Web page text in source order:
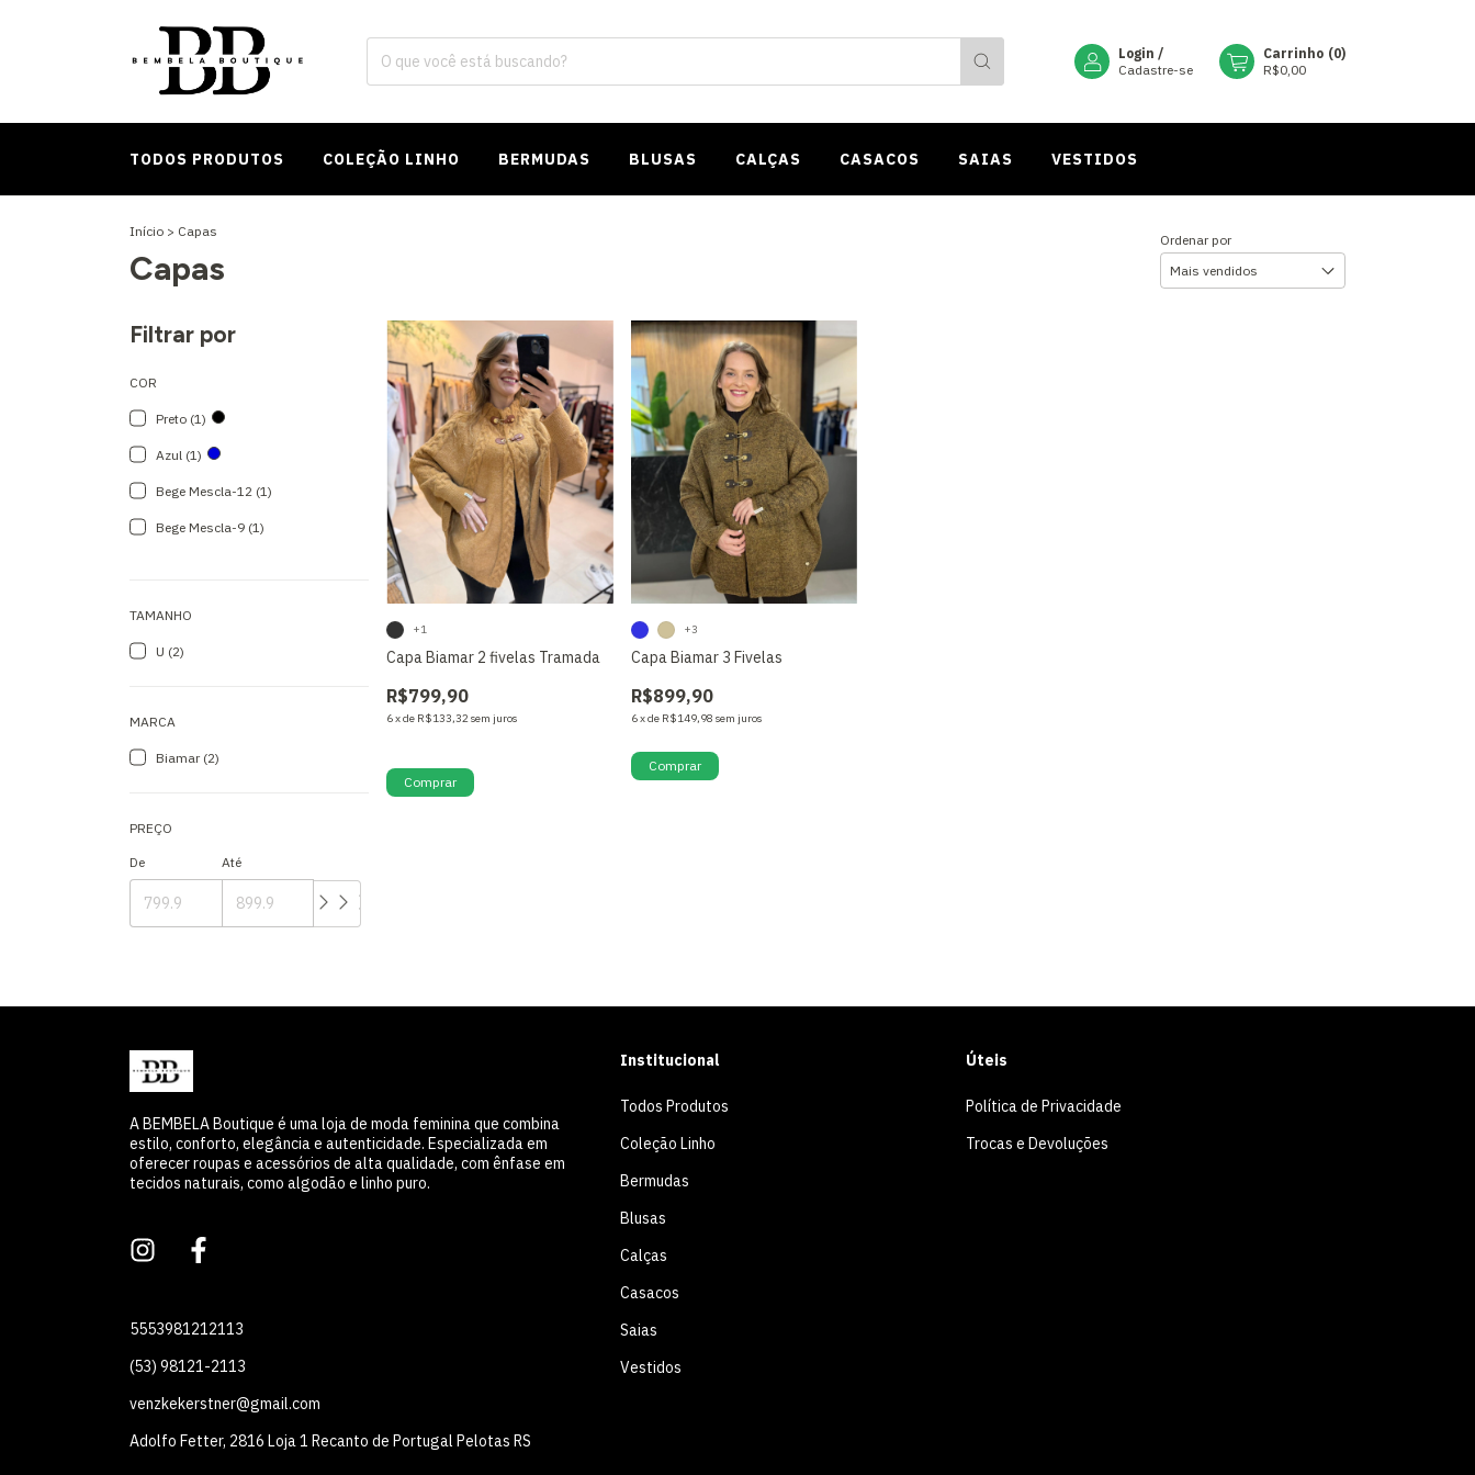
Login /
Cadastre-se
Carrinho (0)
R$0,00
TODOS PRODUTOS COLEÇÃO LINHO BERMUDAS BLUSAS CALÇAS CASACOS SAIAS VESTIDOS
Início > Capas
Capas
Ordenar por
Filtrar por
COR
Preto (1)
Azul (1)
Bege Mescla-12 (1)
Bege Mescla-9 (1)
TAMANHO
U (2)
MARCA
Biamar (2)
PREÇO
De Até
Capa Biamar 2 fivelas Tramada
R$799,90
6xde R$133,32sem juros
+1
Comprar
Capa Biamar 3 Fivelas
R$899,90
6xde R$149,98 sem juros
+3
Comprar
A BEMBELA Boutique é uma loja de moda feminina que combina
estilo, conforto, elegância e autenticidade. Especializada em
oferecer roupas e acessórios de alta qualidade, com ênfase em
tecidos naturais, como algodão e linho puro.
5553981212113
(53) 98121-2113
venzkekerstner@gmail.com
Adolfo Fetter, 2816 Loja 1 Recanto de Portugal Pelotas RS
Institucional
Todos Produtos
Coleção Linho
Bermudas
Blusas
Calças
Casacos
Saias
Vestidos
Úteis
Política de Privacidade
Trocas e Devoluções